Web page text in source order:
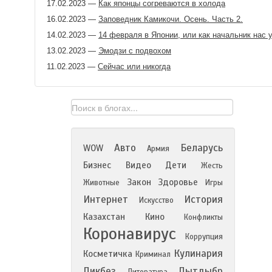
17.02.2023 — Как японцы согреваются в холода
16.02.2023 — Заповедник Камикочи. Осень. Часть 2.
14.02.2023 — 14 февраля в Японии, или как начальник нас
13.02.2023 — Эмодзи с подвохом
11.02.2023 — Сейчас или никогда
WOW Авто Армия Беларусь
Бизнес Видео Дети
Жесть
Животные
Закон Здоровье Игры
Интернет Искусство История
Казахстан Кино Конфликты
Коронавирус Коррупция
Косметичка Криминал Кулинария